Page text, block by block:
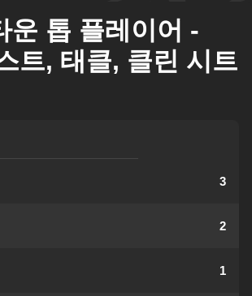
운 톱 플레이어 -
트, 태클, 클린 시트
3
2
1